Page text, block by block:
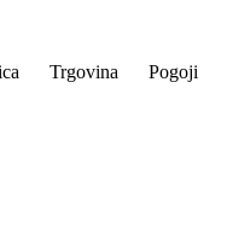
Trgovina Pogoji